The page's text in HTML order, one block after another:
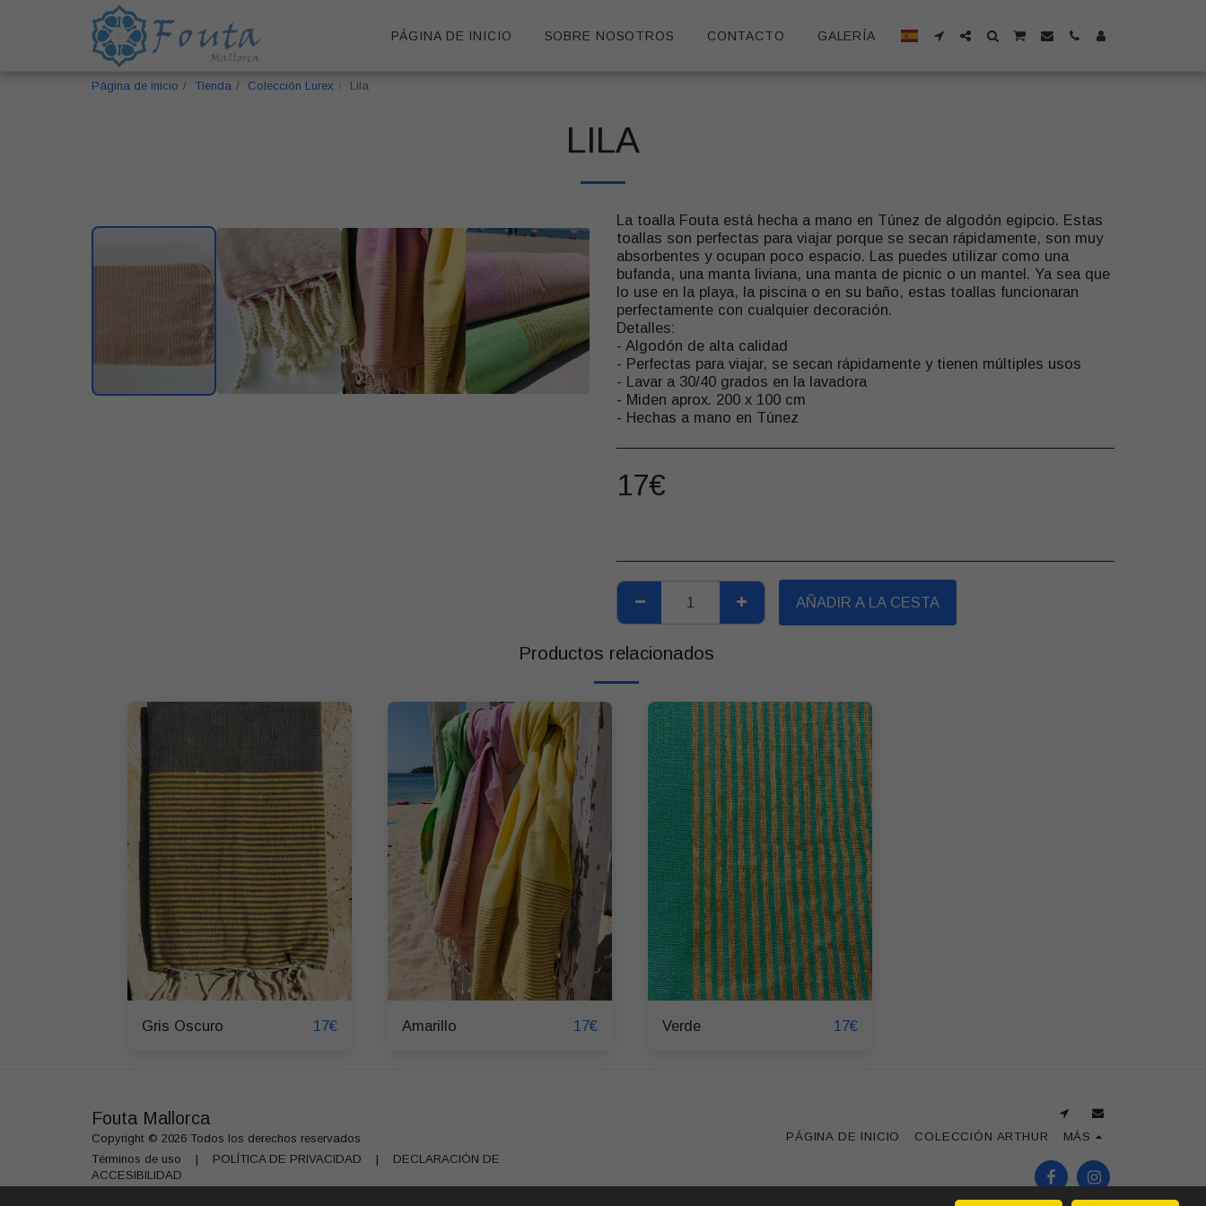
PÁGINA DE INICIO SOBRE NOSOTROS CONTACTO GALERÍA
Página de inicio Tienda Colección Lurex Lila
LILA
La toalla Fouta está hecha a mano en Túnez de algodón egipcio. Estas
toallas son perfectas para viajar porque se secan rápidamente, son muy
absorbentes y ocupan poco espacio. Las puedes utilizar como una
bufanda, una manta liviana, una manta de picnic o un mantel. Ya sea que
lo use en la playa, la piscina o en su baño, estas toallas funcionaran
perfectamente con cualquier decoración.
Detalles:
- Algodón de alta calidad
- Perfectas para viajar, se secan rápidamente y tienen múltiples usos
- Lavar a 30/40 grados en la lavadora
- Miden aprox. 200 x 100 cm
- Hechas a mano en Túnez
17€
AÑADIR A LA CESTA
Productos relacionados
Gris Oscuro 17€ Amarillo 17€ Verde 17€
Fouta Mallorca
Copyright © 2026 Todos los derechos reservados
Términos de uso | POLÍTICA DE PRIVACIDAD | DECLARACIÓN DE
ACCESIBILIDAD
PÁGINA DE INICIO COLECCIÓN ARTHUR MÁS